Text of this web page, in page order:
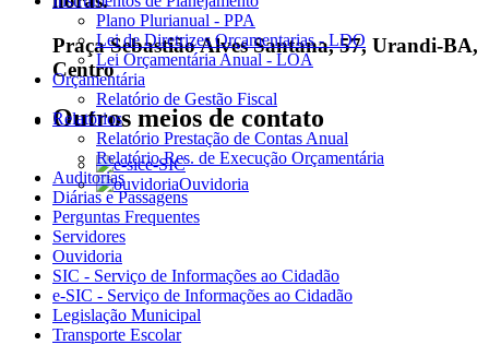
Praça Sebastião Alves Santana, 57, Urandi-BA,
Centro
Outros meios de contato
e-SIC
Ouvidoria
Plano Plurianual - PPA
Lei de Diretrizes Orçamentarias - LDO
Lei Orçamentária Anual - LOA
Orçamentária
Relatório de Gestão Fiscal
Relatórios
Relatório Prestação de Contas Anual
Relatório Res. de Execução Orçamentária
Auditorias
Diárias e Passagens
Perguntas Frequentes
Servidores
Ouvidoria
SIC - Serviço de Informações ao Cidadão
e-SIC - Serviço de Informações ao Cidadão
Legislação Municipal
Transporte Escolar